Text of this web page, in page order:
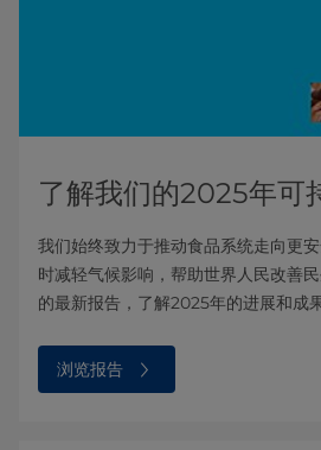
了解我们的2025年可
我们始终致力于推动食品系统走向更
时减轻气候影响，帮助世界人民改善
的最新报告，了解2025年的进展和成果
浏览报告